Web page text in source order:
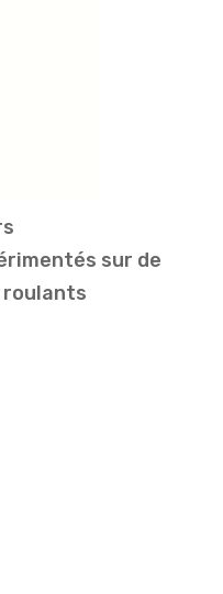
sur de
roulants